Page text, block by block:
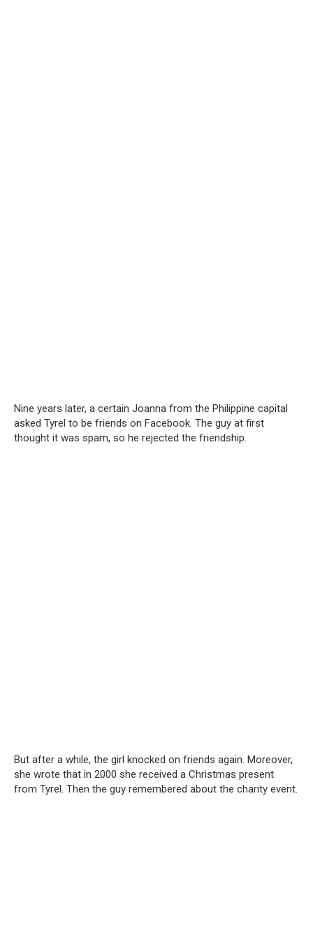
Nine years later, a certain Joanna from the Philippine capital
asked Tyrel to be friends on Facebook. The guy at first
thought it was spam, so he rejected the friendship.
But after a while, the girl knocked on friends again. Moreover,
she wrote that in 2000 she received a Christmas present
from Tyrel. Then the guy remembered about the charity event.